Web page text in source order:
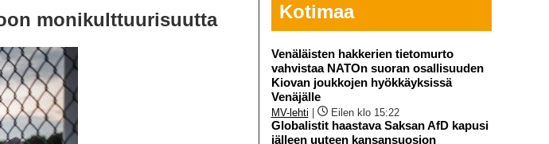
monikulttuurisuutta Kotimaa
Venäläisten hakkerien tietomurto
vahvistaa NATOn suoran osallisuuden
Kiovan joukkojen hyökkäyksissä
Venäjälle
MV-lehti Eilen klo 15:22
Globalistit haastava Saksan AfD kapusi
jälleen uuteen kansansuosion